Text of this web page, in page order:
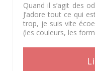
Quand il s’agit des
J’adore tout ce qui
trop, je suis vite
(les couleurs, les